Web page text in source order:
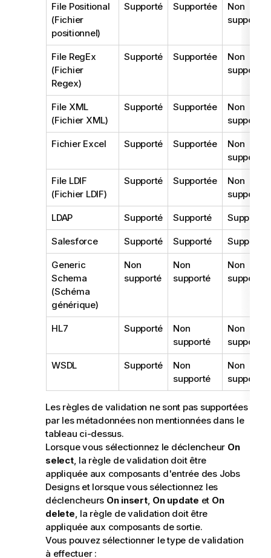
File Positional
(Fichier
positionnel)
Supporté Supportée
Non
supporté
File RegEx
(Fichier
Regex)
Supporté Supportée
Non
supporté
File XML
(Fichier XML)
Supporté Supportée
Non
supporté
Fichier Excel Supporté Supportée
Non
supporté
File LDIF
(Fichier LDIF)
Supporté Supportée
Non
supporté
LDAP Supporté Supporté Supporté
Salesforce Supporté Supporté Supporté
Generic
Schema
(Schéma
générique)
Non
supporté
Non
supporté
Non
supporté
HL7 Supporté
Non
supporté
Non
supporté
WSDL Supporté
Non
supporté
Non
supporté
Les règles de validation ne sont pas supportées
par les métadonnées non mentionnées dans le
tableau ci-dessus.
Lorsque vous sélectionnez le déclencheur On
select, la règle de validation doit être
appliquée aux composants d'entrée des Jobs
Designs et lorsque vous sélectionnez les
déclencheurs On insert, On update et On
delete, la règle de validation doit être
appliquée aux composants de sortie.
Vous pouvez sélectionner le type de validation
à effectuer :